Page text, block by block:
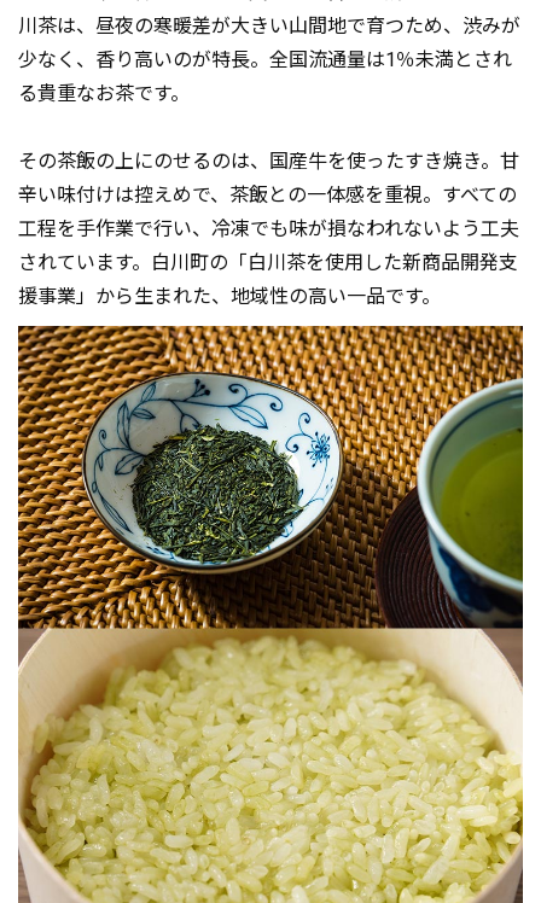
川茶は、昼夜の寒暖差が大きい山間地で育つため、渋みが
少なく、香り高いのが特長。全国流通量は1％未満とされ
る貴重なお茶です。
その茶飯の上にのせるのは、国産牛を使ったすき焼き。甘
辛い味付けは控えめで、茶飯との一体感を重視。すべての
工程を手作業で行い、冷凍でも味が損なわれないよう工夫
されています。白川町の「白川茶を使用した新商品開発支
援事業」から生まれた、地域性の高い一品です。